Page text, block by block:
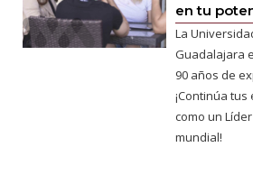
en tu
La
Guadalajara
90 años de
¡Continúa
como un
mundial!